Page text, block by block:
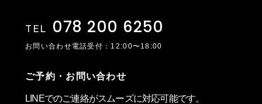
TEL 078 200 6250
お問い合わせ電話受付：12:00〜18:00
ご予約・お問い合わせ
LINEでのご連絡がスムーズに対応可能です。